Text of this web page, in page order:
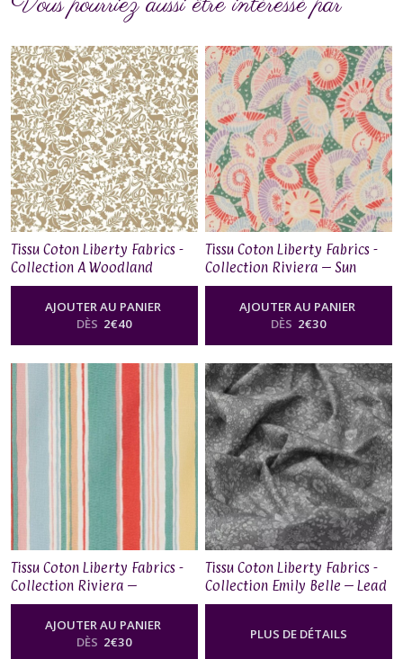
Tissu Coton Liberty Fabrics -
Collection A Woodland
Christmas – Enchanted Forest
AJOUTER AU PANIER
DÈS 2€40
Tissu Coton Liberty Fabrics -
Collection Riviera – Sun
Parasol
AJOUTER AU PANIER
DÈS 2€30
Tissu Coton Liberty Fabrics -
Collection Riviera –
Deckchair Stripe
AJOUTER AU PANIER
DÈS 2€30
Tissu Coton Liberty Fabrics -
Collection Emily Belle – Lead
PLUS DE DÉTAILS